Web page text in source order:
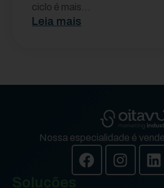
ciclo é mais...
Leia mais
Nossa especialidade é